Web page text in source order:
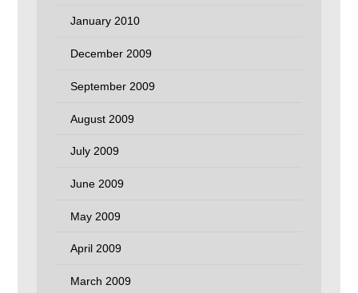
January 2010
December 2009
September 2009
August 2009
July 2009
June 2009
May 2009
April 2009
March 2009